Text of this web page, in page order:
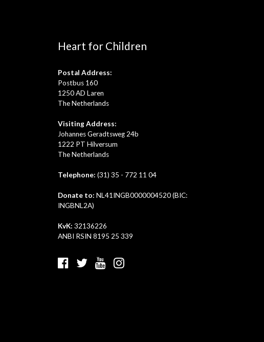
Heart for Children
Postal Address:
Postbus 160
1250 AD Laren
The Netherlands
Visiting Address:
Johannes Geradtsweg 24b
1222 PT Hilversum
The Netherlands
Telephone: (31) 35 - 772 11 04
Donate to:NL41INGB0000004520 (BIC:
INGBNL2A)
KvK: 32136226
ANBI RSIN 8195 25 339